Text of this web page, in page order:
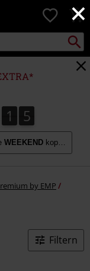
×
0
suchen
1
2
1 4
5
4
6
5
WEEKEND kopieren
by EMP
Filtern